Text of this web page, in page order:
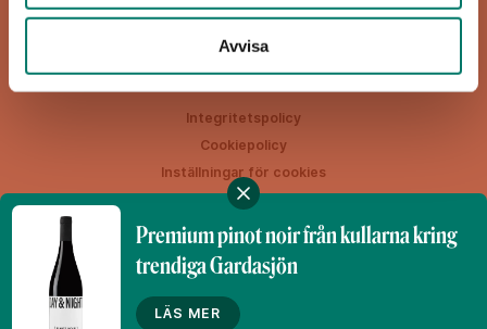
Avvisa
HEM RECEPT VIN INSPIRATION
Integritetspolicy
Cookiepolicy
Inställningar för cookies
Denna webbplats drivs av Vinklubben i Norden AB
© 2026 vivavinomat.se
Premium pinot noir från kullarna kring
trendiga Gardasjön
LÄS MER